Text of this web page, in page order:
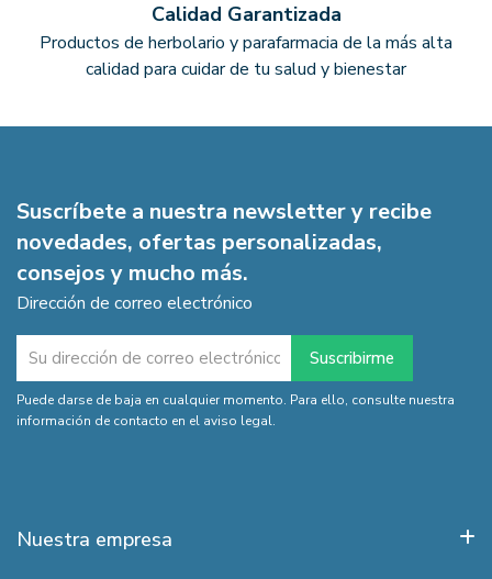
Calidad Garantizada
Productos de herbolario y parafarmacia de la más alta
calidad para cuidar de tu salud y bienestar
Suscríbete a nuestra newsletter y recibe
novedades, ofertas personalizadas,
consejos y mucho más.
Dirección de correo electrónico
Puede darse de baja en cualquier momento. Para ello, consulte nuestra
información de contacto en el aviso legal.
Nuestra empresa